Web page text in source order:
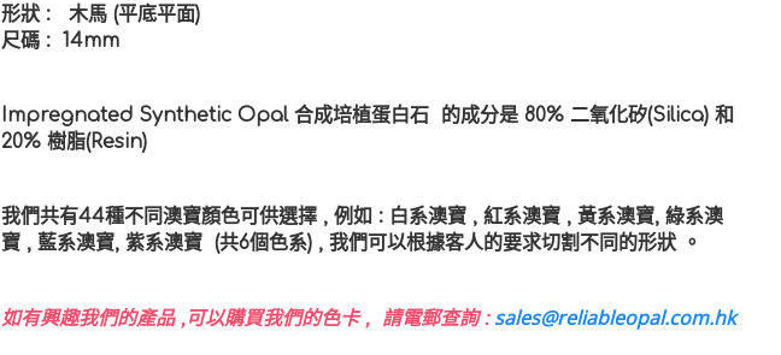
形狀 : 木馬 (平底平面)
尺碼 : 14mm
Impregnated Synthetic Opal合成培植蛋白石
的成分是 80% 二氧化矽(Silica) 和
20% 樹脂(Resin)
我們共有44種不同澳寶顏色可供選擇 , 例如 : 白系澳寶 , 紅系澳寶 , 黃系澳寶, 綠系澳
寶 , 藍系澳寶, 紫系澳寶 (共6個色系) , 我們可以根據客人的要求切割不同的形狀 。
如有興趣我們的產品 ,可以購買我們的色卡 , 請電郵查詢 : sales@reliableopal.com.hk